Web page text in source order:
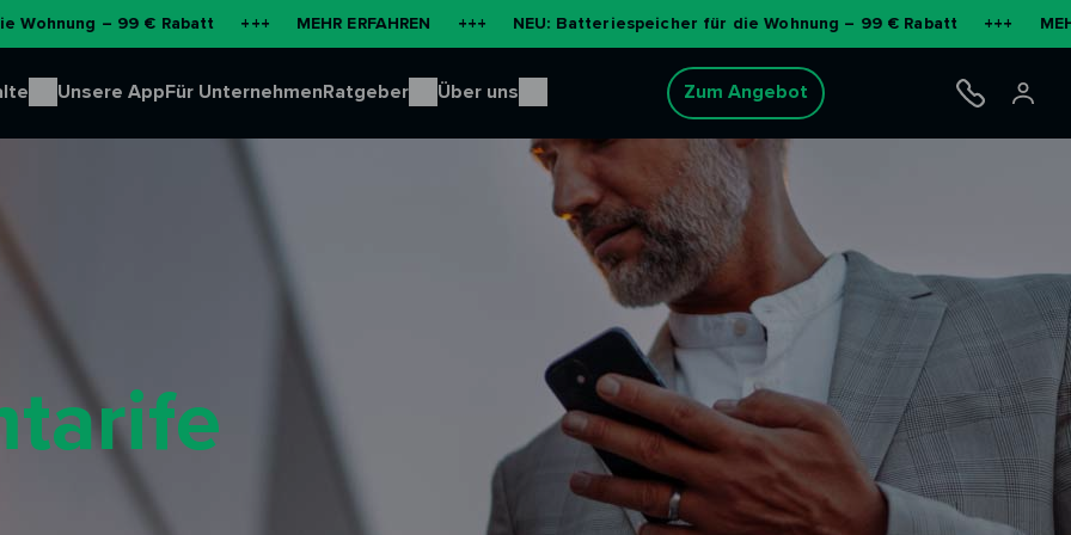
– 99 € Rabatt +++ MEHR ERFAHREN +++ NEU: Batteriespeicher für die Wohnung – 99 € Rabatt +++ MEHR
Unsere AppFür UnternehmenRatgeber Über uns Zum Angebot